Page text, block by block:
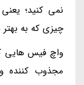
نمی کنید؛
چیزی که به
مجذوب کننده